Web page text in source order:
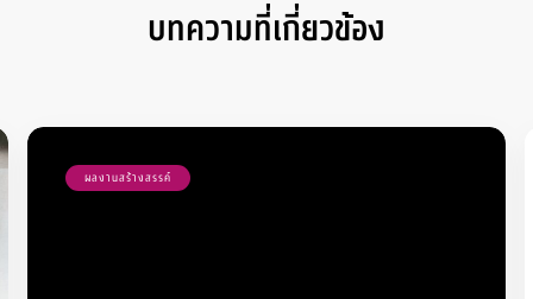
บทความที่เกี่ยวข้อง
ผลงานสร้างสรรค์